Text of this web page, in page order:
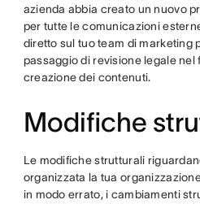
azienda abbia creato un nuovo
per tutte le comunicazioni
diretto sul tuo team di marketing
passaggio di revisione legale nel
creazione dei contenuti.
Modifiche
Le modifiche strutturali
organizzata la tua
in modo errato, i cambiamenti